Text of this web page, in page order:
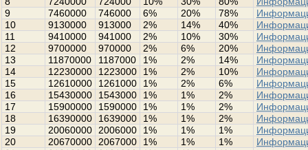
9
7460000 746000 6% 20% 78%
10
9130000 913000 2% 14% 40%
11
9410000 941000 2% 10% 30%
12
9700000 970000 2% 6% 20%
13
11870000 1187000 1% 2% 14%
14
12230000 1223000 1% 2% 10%
15
12610000 1261000 1% 2% 6%
16
15430000 1543000 1% 1% 2%
17
15900000 1590000 1% 1% 2%
18
16390000 1639000 1% 1% 2%
19
20060000 2006000 1% 1% 1%
20
20670000 2067000 1% 1% 1%